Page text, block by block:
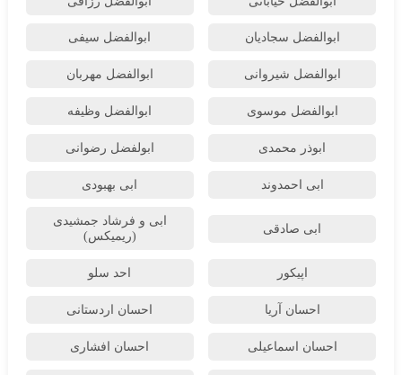
ابوالفضل سجادیان ابوالفضل سیفی
ابوالفضل شیروانی ابوالفضل مهربان
ابوالفضل موسوی ابوالفضل وظیفه
ابوذر محمدی ابولفضل رضوانی
ابی احمدوند ابی بهبودی
ابی صادقی
ابی و فرشاد جمشیدی
(ریمیکس)
اپیکور احد سلو
احسان آریا احسان اردستانی
احسان اسماعیلی احسان افشاری